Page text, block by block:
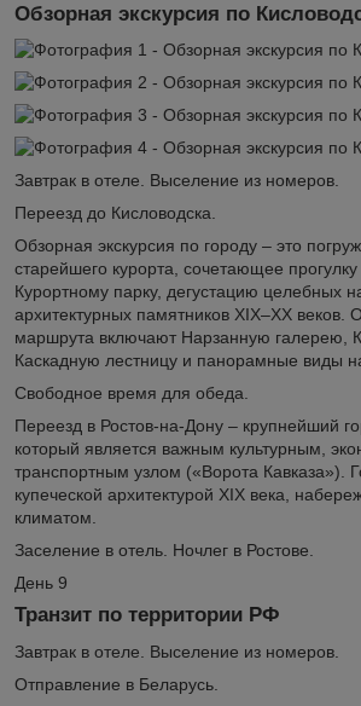
Обзорная экскурсия по
Завтрак в отеле. Выселение из номеров.
Переезд до Кисловодска.
Обзорная экскурсия по городу – это
старейшего курорта, сочетающее
Курортному парку, дегустацию целебных
архитектурных памятников XIX–XX веков.
маршрута включают Нарзанную галерею,
Каскадную лестницу и панорамные виды
Свободное время для обеда.
Переезд в Ростов-на-Дону – крупнейший
который является важным культурным,
транспортным узлом («Ворота Кавказа»).
купеческой архитектурой XIX века,
климатом.
Заселение в отель. Ночлег в Ростове.
День 9
Транзит по территории РФ
Завтрак в отеле. Выселение из номеров.
Отправление в Беларусь.